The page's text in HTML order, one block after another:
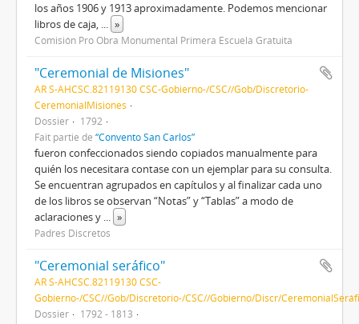
los años 1906 y 1913 aproximadamente. Podemos mencionar
libros de caja, ... »
Comisión Pro Obra Monumental Primera Escuela Gratuita
"Ceremonial de Misiones"
AR S-AHCSC.82119130 CSC-Gobierno-/CSC//Gob/Discretorio-
CeremonialMisiones
Dossier
1792
Fait partie de “Convento San Carlos”
fueron confeccionados siendo copiados manualmente para
quién los necesitara contase con un ejemplar para su consulta.
Se encuentran agrupados en capítulos y al finalizar cada uno
de los libros se observan “Notas” y “Tablas” a modo de
aclaraciones y ... »
Padres Discretos
"Ceremonial seráfico"
AR S-AHCSC.82119130 CSC-
Gobierno-/CSC//Gob/Discretorio-/CSC//Gobierno/Discr/
Dossier
1792 - 1813